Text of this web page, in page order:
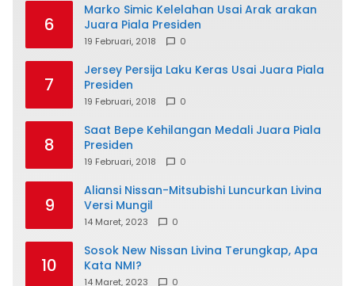
6
Marko Simic Kelelahan Usai Arak arakan
Juara Piala Presiden
19 Februari, 2018 0
7
Jersey Persija Laku Keras Usai Juara Piala
Presiden
19 Februari, 2018 0
8
Saat Bepe Kehilangan Medali Juara Piala
Presiden
19 Februari, 2018 0
9
Aliansi Nissan-Mitsubishi Luncurkan Livina
Versi Mungil
14 Maret, 2023 0
10
Sosok New Nissan Livina Terungkap, Apa
Kata NMI?
14 Maret, 2023 0